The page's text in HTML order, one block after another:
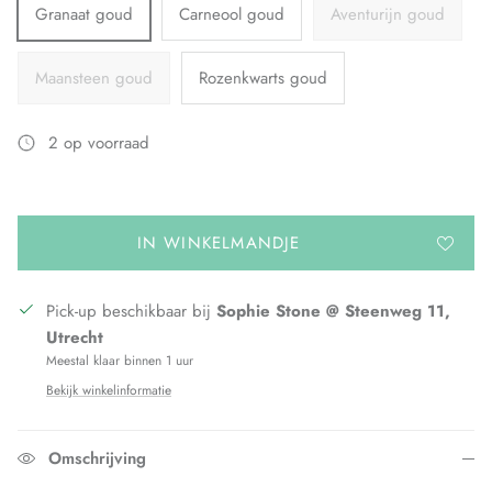
Granaat goud Carneool goud Aventurijn goud
Maansteen goud Rozenkwarts goud
2 op voorraad
IN WINKELMANDJE
Pick-up beschikbaar bij Sophie Stone @ Steenweg 11,
Utrecht
Meestal klaar binnen 1 uur
Bekijk winkelinformatie
Omschrijving